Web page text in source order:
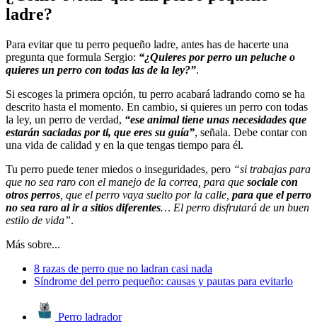
ladre?
Para evitar que tu perro pequeño ladre, antes has de hacerte una
pregunta que formula Sergio: “¿Quieres por perro un peluche o
quieres un perro con todas las de la ley?”.
Si escoges la primera opción, tu perro acabará ladrando como se ha
descrito hasta el momento. En cambio, si quieres un perro con todas
la ley, un perro de verdad, “ese animal tiene unas necesidades que
estarán saciadas por ti, que eres su guía”, señala. Debe contar con
una vida de calidad y en la que tengas tiempo para él.
Tu perro puede tener miedos o inseguridades, pero “si trabajas para
que no sea raro con el manejo de la correa, para que sociale con
otros perros , que el perro vaya suelto por la calle, para que el perro
no sea raro al ir a sitios diferentes… El perro disfrutará de un buen
estilo de vida”.
Más sobre...
8 razas de perro que no ladran casi nada
Síndrome del perro pequeño: causas y pautas para evitarlo
Perro ladrador